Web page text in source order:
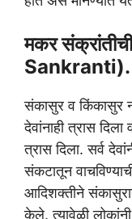
मकर
Sankranti).
संकासुर व किंकासुर
देवांनाही त्रास दिला
त्रास दिला. सर्व
संकटातून
आदिशक्तीने
केले. त्यावेळी